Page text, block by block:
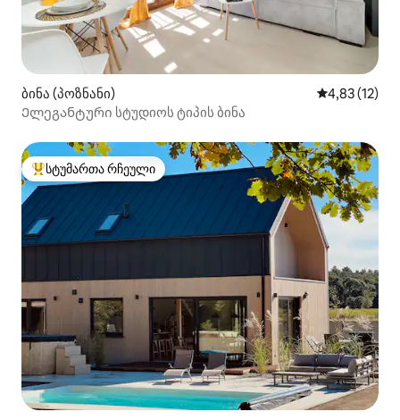
ბინა (პოზნანი) საშუალო
4,83 (12)
Ელეგანტური სტუდიოს ტიპის ბინა
სტუმართა რჩეული მოწინავე ვარიანტი
სტუმართა რჩეული